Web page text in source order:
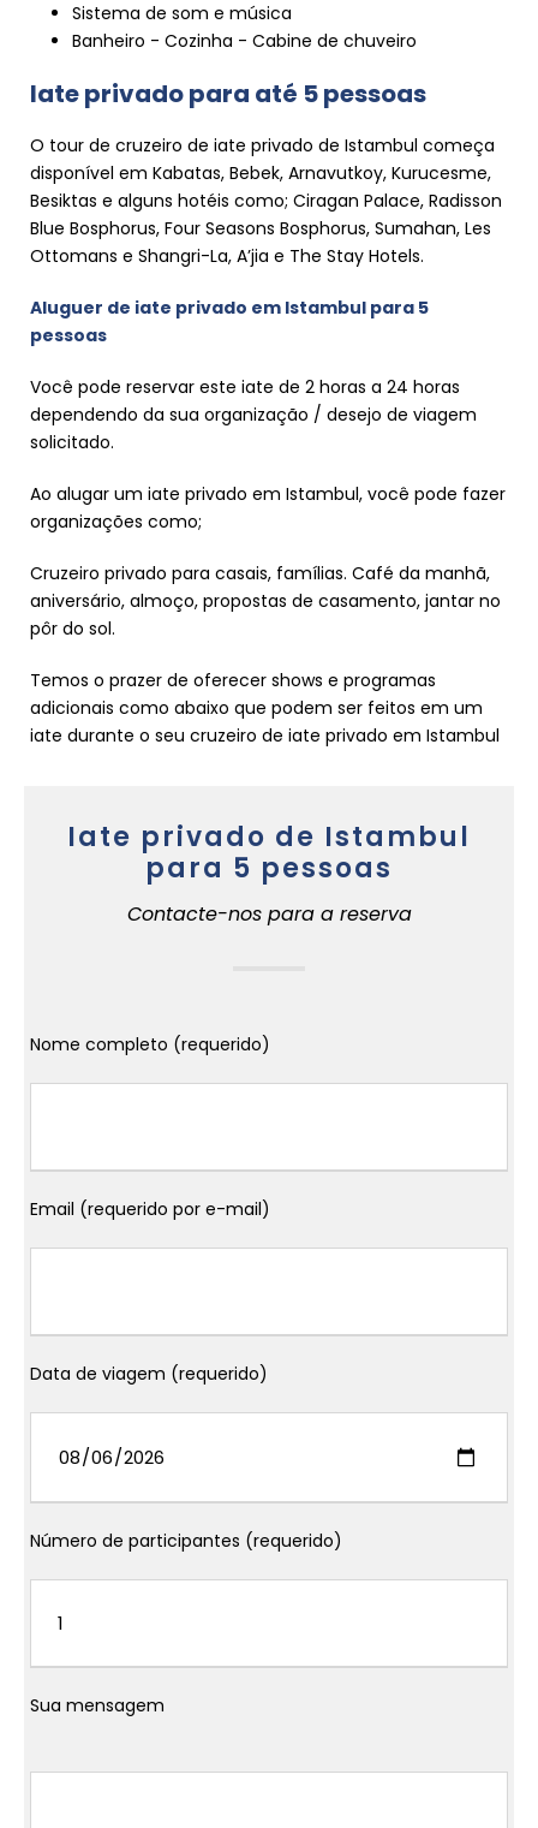
Sistema de som e música
Banheiro - Cozinha - Cabine de chuveiro
Iate privado para até 5 pessoas
O tour de cruzeiro de iate privado de Istambul começa
disponível em Kabatas, Bebek, Arnavutkoy, Kurucesme,
Besiktas e alguns hotéis como; Ciragan Palace, Radisson
Blue Bosphorus, Four Seasons Bosphorus, Sumahan, Les
Ottomans e Shangri-La, A’jia e The Stay Hotels.
Aluguer de iate privado em Istambul para 5
pessoas
Você pode reservar este iate de 2 horas a 24 horas
dependendo da sua organização / desejo de viagem
solicitado.
Ao alugar um iate privado em Istambul, você pode fazer
organizações como;
Cruzeiro privado para casais, famílias. Café da manhã,
aniversário, almoço, propostas de casamento, jantar no
pôr do sol.
Temos o prazer de oferecer shows e programas
adicionais como abaixo que podem ser feitos em um
iate durante o seu cruzeiro de iate privado em Istambul
Iate privado de Istambul
para 5 pessoas
Contacte-nos para a reserva
Nome completo (requerido)
Email (requerido por e-mail)
Data de viagem (requerido)
Número de participantes (requerido)
Sua mensagem